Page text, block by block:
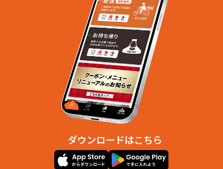
ダウンロードはこちら